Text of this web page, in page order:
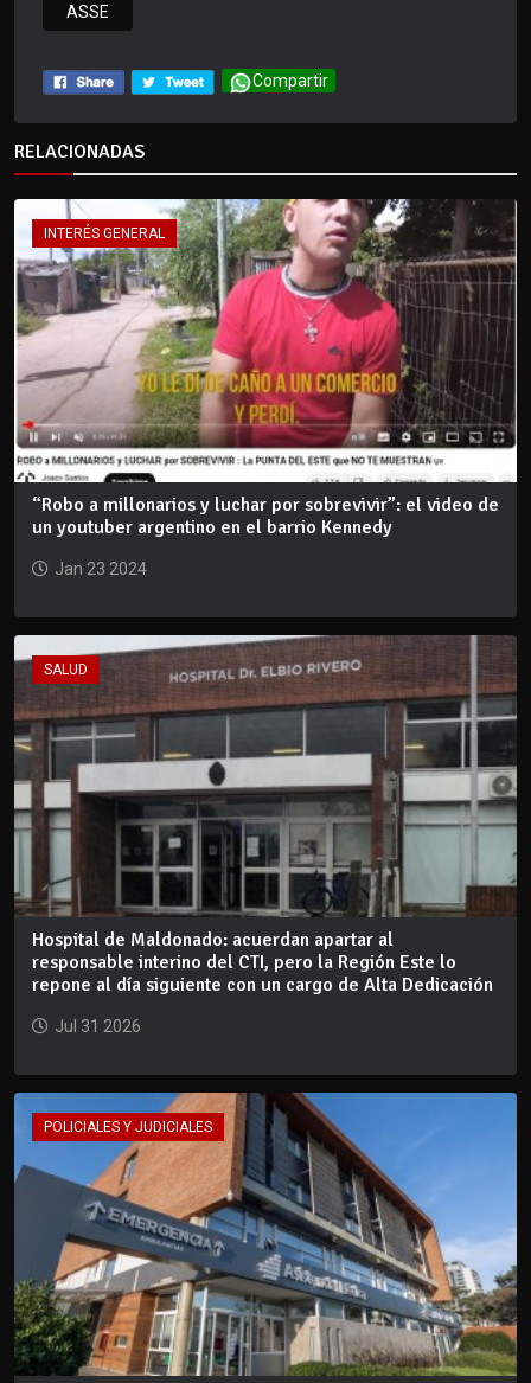
ASSE
Compartir
RELACIONADAS
INTERÉS GENERAL
“Robo a millonarios y luchar por sobrevivir”: el video de
un youtuber argentino en el barrio Kennedy
Jan 23 2024
SALUD
Hospital de Maldonado: acuerdan apartar al
responsable interino del CTI, pero la Región Este lo
repone al día siguiente con un cargo de Alta Dedicación
Jul 31 2026
POLICIALES Y JUDICIALES